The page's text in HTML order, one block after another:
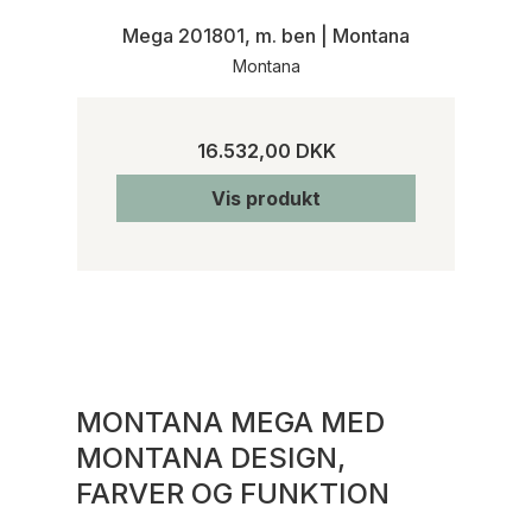
Mega 201801, m. ben | Montana
Montana
16.532,00 DKK
Vis produkt
MONTANA MEGA MED
MONTANA DESIGN,
FARVER OG FUNKTION